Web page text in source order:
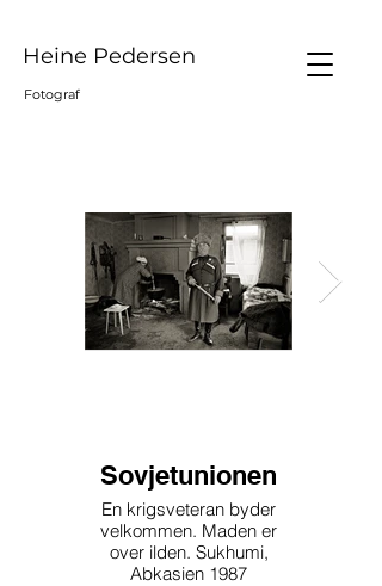
Heine Pedersen
Fotograf
Sovjetunionen
En krigsveteran byder
velkommen. Maden er
over ilden. Sukhumi,
Abkasien 1987